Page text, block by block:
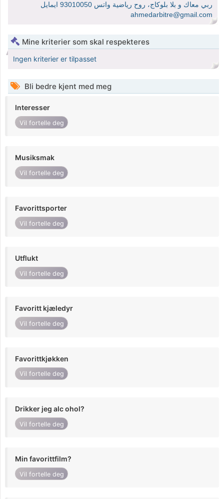
ربي معاك و بلا بلوكاج، روح رياضية واتس 93010050 ايمايل
ahmedarbitre@gmail.com
Mine kriterier som skal respekteres
Ingen kriterier er tilpasset
Bli bedre kjent med meg
Interesser
Vil fortelle deg
Musiksmak
Vil fortelle deg
Favorittsporter
Vil fortelle deg
Utflukt
Vil fortelle deg
Favoritt kjæledyr
Vil fortelle deg
Favorittkjøkken
Vil fortelle deg
Drikker jeg alc ohol?
Vil fortelle deg
Min favorittfilm?
Vil fortelle deg